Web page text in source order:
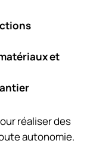
et
réaliser des
autonomie.